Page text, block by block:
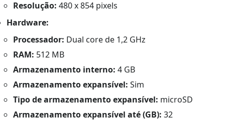
Resolução: 480 x 854 pixels
Hardware:
Processador: Dual core de 1,2 GHz
RAM: 512 MB
Armazenamento interno: 4 GB
Armazenamento expansível: Sim
Tipo de armazenamento expansível: microSD
Armazenamento expansível até (GB): 32